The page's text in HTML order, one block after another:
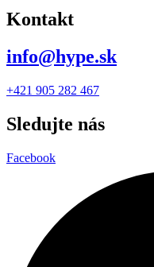
Kontakt
info@hype.sk
+421 905 282 467
Sledujte nás
Facebook